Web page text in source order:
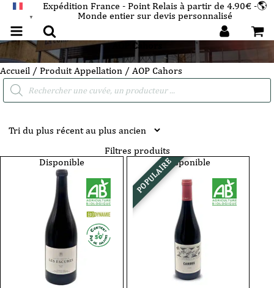
▼
Expédition France - Point Relais à partir de 4.90€ -🌎
Monde entier sur devis personnalisé
AOP Cahors
Accueil / Produit Appellation / AOP Cahors
Recherche
Filtres produits
Disponible
POPULAIREDisponible